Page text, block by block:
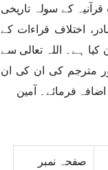
کے سولہ تاریخی
اختلاف قراءات کے
کیا ہے۔ اللہ تعالی سے
مترجم کی ان کی ان
فرمائے۔ آمین
صفحہ نمبر